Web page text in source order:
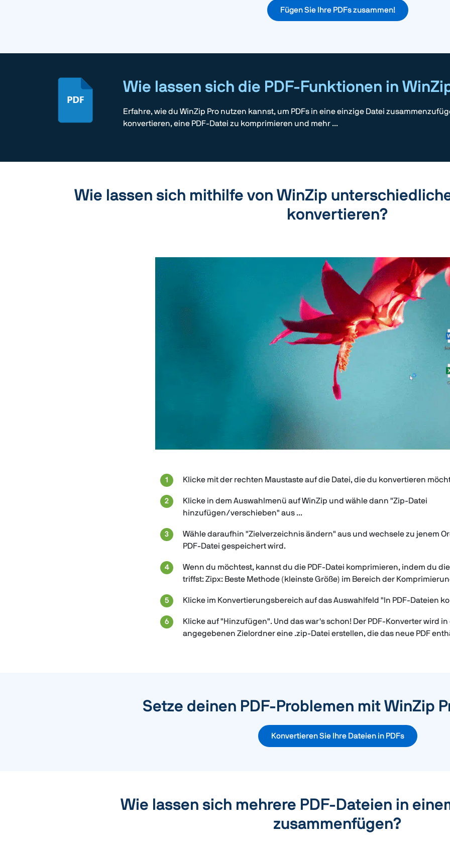
Fügen Sie Ihre PDFs zusammen!
Wie lassen sich die PDF-Funktionen in
Erfahre, wie du WinZip Pro nutzen kannst, um PDFs in eine einzige Datei
konvertieren, eine PDF-Datei zu komprimieren und mehr ...
Wie lassen sich mithilfe von WinZip
konvertieren?
Klicke mit der rechten Maustaste auf die Datei, die du konvertieren
Klicke in dem Auswahlmenü auf WinZip und wähle dann "Zip-Datei
hinzufügen/verschieben" aus ...
Wähle daraufhin "Zielverzeichnis ändern" aus und wechsele zu jenem
PDF-Datei gespeichert wird.
Wenn du möchtest, kannst du die PDF-Datei komprimieren, indem du
triffst: Zipx: Beste Methode (kleinste Größe) im Bereich der
Klicke im Konvertierungsbereich auf das Auswahlfeld "In PDF-Dateien
Klicke auf "Hinzufügen". Und das war's schon! Der PDF-Konverter wird
angegebenen Zielordner eine .zip-Datei erstellen, die das neue PDF
Setze deinen PDF-Problemen mit WinZip
Konvertieren Sie Ihre Dateien in PDFs
Wie lassen sich mehrere PDF-Dateien in
zusammenfügen?